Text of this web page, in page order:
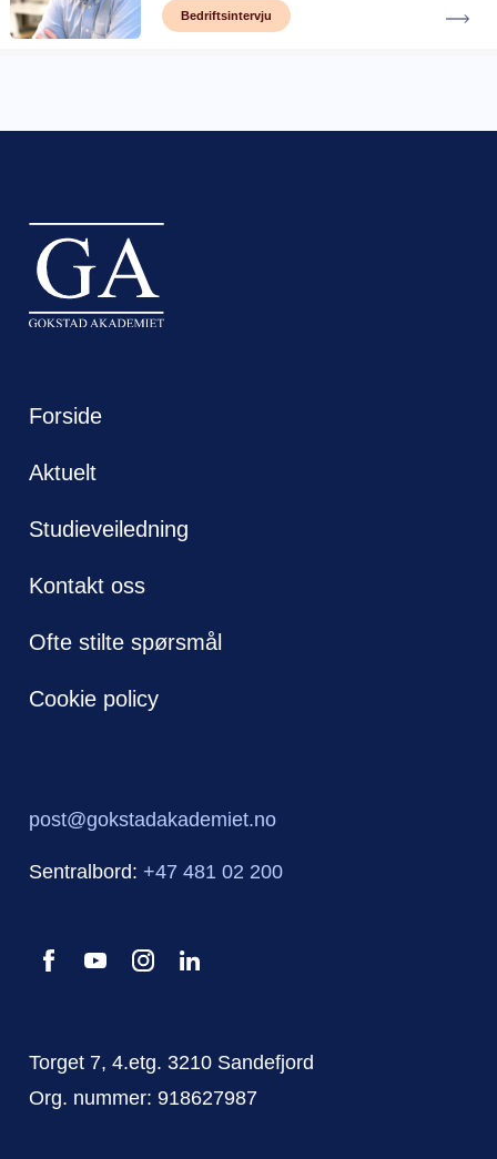
Bedriftsintervju
post@gokstadakademiet.no
Sentralbord: +47 481 02 200
Torget 7, 4.etg. 3210 Sandefjord
Org. nummer: 918627987
Forside
Aktuelt
Studieveiledning
Kontakt oss
Ofte stilte spørsmål
Cookie policy